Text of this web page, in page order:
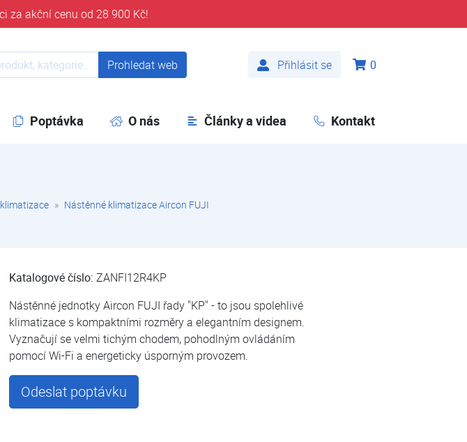
za akční cenu od 28 900 Kč!
Přihlásit se
0
Prohledat web
Poptávka O nás Články a videa Kontakt
Nástěnné klimatizace Aircon FUJI
Katalogové číslo: ZANFI12R4KP
Nástěnné jednotky Aircon FUJI řady "KP" - to jsou spolehlivé
klimatizace s kompaktními rozměry a elegantním designem.
Vyznačují se velmi tichým chodem, pohodlným ovládáním
pomocí Wi-Fi a energeticky úsporným provozem.
Odeslat poptávku